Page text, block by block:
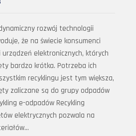
rozwój technologii
że na świecie konsumenci
urządzeń elektronicznych, których
bardzo krótka. Potrzeba ich
recyklingu jest tym większa,
zaliczane są do grupy odpadów
e-odpadów Recykling
elektrycznych pozwala na